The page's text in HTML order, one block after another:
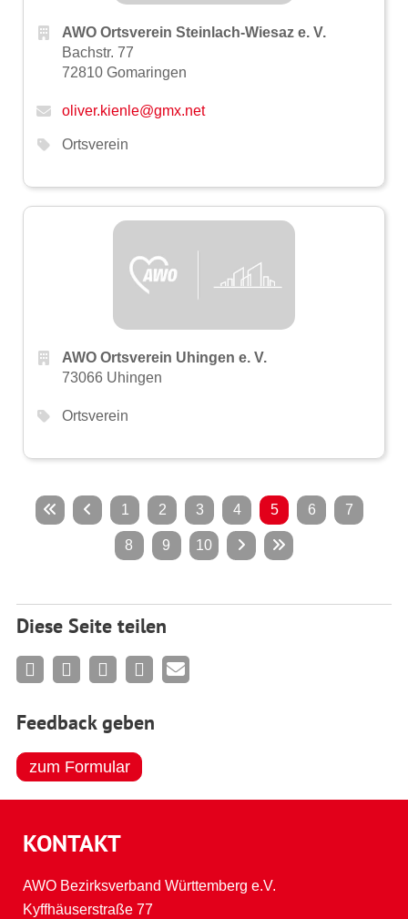
AWO Ortsverein Steinlach-Wiesaz e. V.
Bachstr. 77
72810 Gomaringen
oliver.kienle@gmx.net
Ortsverein
AWO Ortsverein Uhingen e. V.
73066 Uhingen
Ortsverein
1 2 3 4 5 6 7
8 9 10
Diese Seite teilen
Feedback geben
zum Formular
KONTAKT
AWO Bezirksverband Württemberg e.V.
Kyffhäuserstraße 77